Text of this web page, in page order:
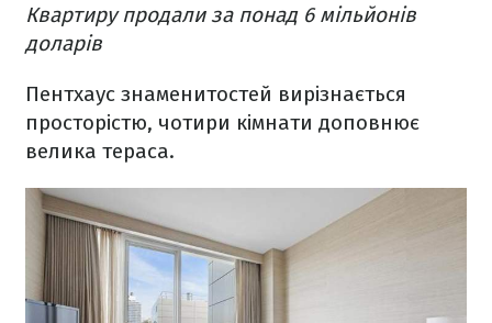
Квартиру продали за понад 6 мільйонів
доларів
Пентхаус знаменитостей вирізнається
просторістю, чотири кімнати доповнює
велика тераса.